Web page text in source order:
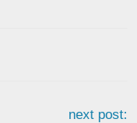
next post: